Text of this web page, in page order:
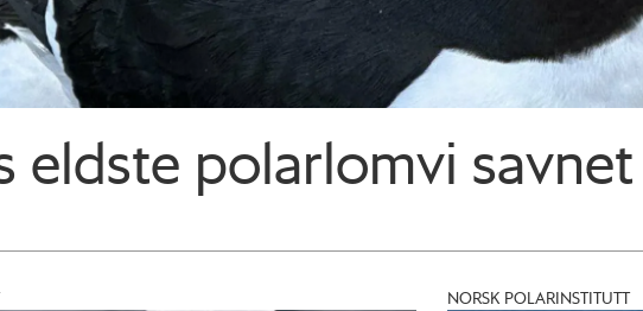
eldste polar­lomvi
NORSK POLARINSTITUTT